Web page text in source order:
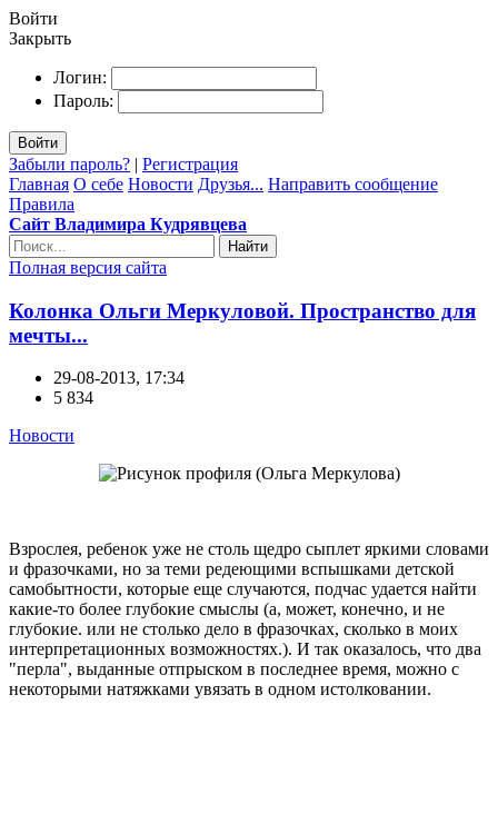
Войти
Закрыть
Логин:
Пароль:
Войти
Забыли пароль? | Регистрация
Главная О себе Новости Друзья... Направить сообщение
Правила
Сайт Владимира Кудрявцева
Найти
Полная версия сайта
Колонка Ольги Меркуловой. Пространство для
мечты...
29-08-2013, 17:34
5 834
Новости
Взрослея, ребенок уже не столь щедро сыплет яркими словами
и фразочками, но за теми редеющими вспышками детской
самобытности, которые еще случаются, подчас удается найти
какие-то более глубокие смыслы (а, может, конечно, и не
глубокие. или не столько дело в фразочках, сколько в моих
интерпретационных возможностях.). И так оказалось, что два
"перла", выданные отпрыском в последнее время, можно с
некоторыми натяжками увязать в одном истолковании.